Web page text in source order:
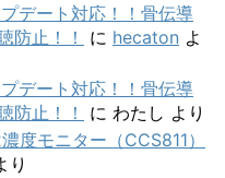
デート対応！！骨伝導
防止！！
に hecaton よ
デート対応！！骨伝導
防止！！
に わたし より
度モニター（CCS811）
り